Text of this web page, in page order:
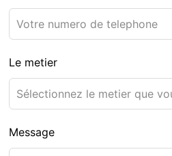
Le metier
Message